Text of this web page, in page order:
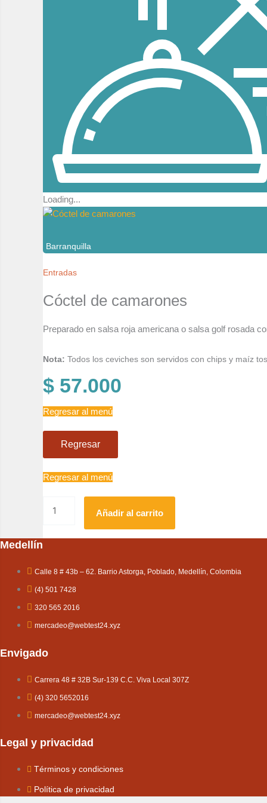
Loading...
Barranquilla
Entradas
Cóctel de camarones
Preparado en salsa roja americana o salsa golf rosada
Nota: Todos los ceviches son servidos con chips y maíz
$ 57.000
Regresar al menú
Regresar
Regresar al menú
Añadir al carrito
Medellín
Calle 8 # 43b – 62. Barrio Astorga, Poblado, Medellín, Colombia
(4) 501 7428
320 565 2016
mercadeo@webtest24.xyz
Envigado
Carrera 48 # 32B Sur-139 C.C. Viva Local 307Z
(4) 320 5652016
mercadeo@webtest24.xyz
Legal y privacidad
Términos y condiciones
Política de privacidad